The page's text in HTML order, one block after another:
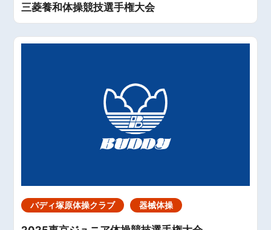
三菱養和体操競技選手権大会
バディ塚原体操クラブ 器械体操